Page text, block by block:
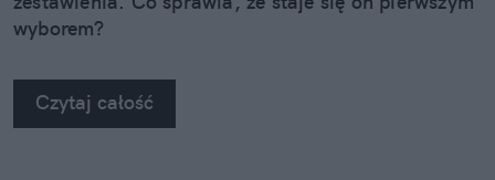
wyborem?
Czytaj całość